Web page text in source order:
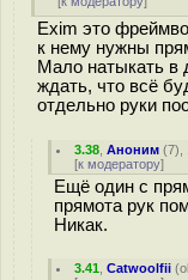
Exim это
к нему нужны
Мало натыкать в
ждать, что всё
отдельно руки
3.38 ,Аноним (7),
[к модератору]
Ещё один с
прямота рук
Никак.
3.41 ,Catwoolfii (